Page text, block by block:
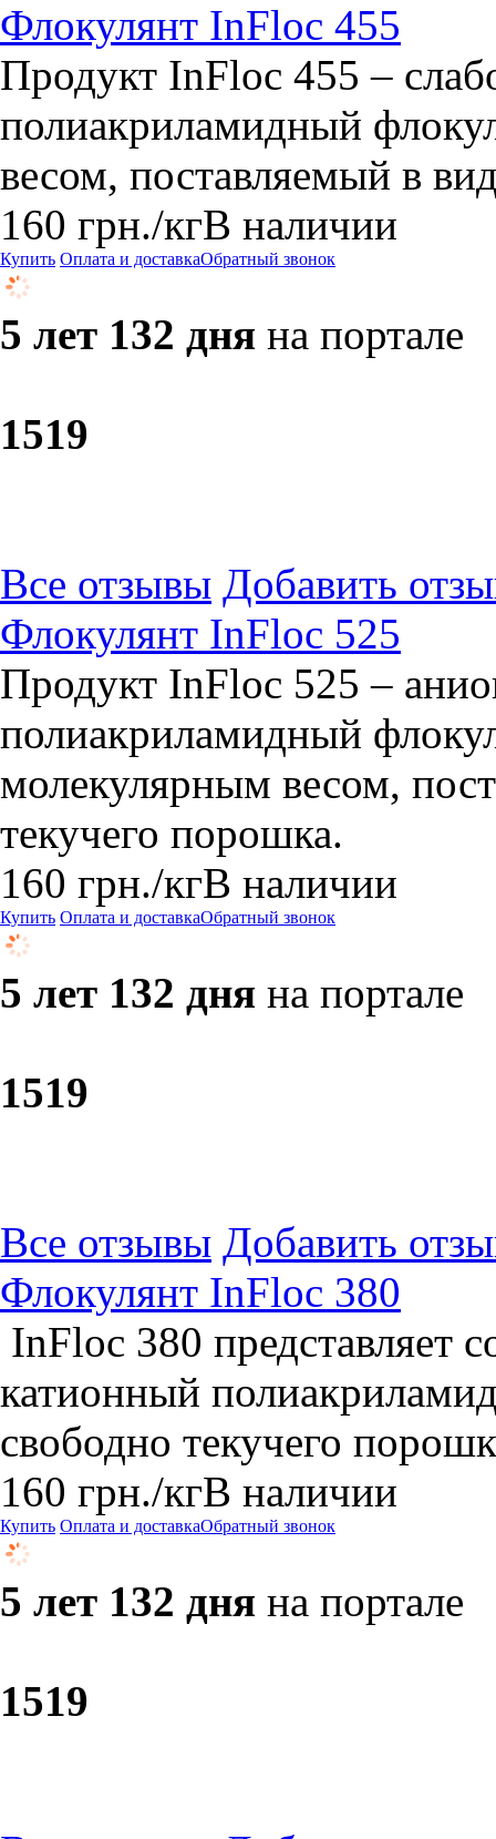
Флокулянт InFloc 455
Продукт InFloc 455 –
полиакриламидный
весом, поставляемый в
160 грн./кгВ наличии
Купить Оплата и доставкаОбратный звонок
5 лет 132 дня на портале
1519
Все отзывы Добавить
Флокулянт InFloc 525
Продукт InFloc 525 –
полиакриламидный
молекулярным весом,
текучего порошка.
160 грн./кгВ наличии
Купить Оплата и доставкаОбратный звонок
5 лет 132 дня на портале
1519
Все отзывы Добавить
Флокулянт InFloc 380
InFloc 380 представляет
катионный
свободно текучего
160 грн./кгВ наличии
Купить Оплата и доставкаОбратный звонок
5 лет 132 дня на портале
1519